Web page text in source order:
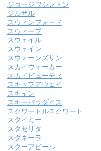
ジョージワシントン
ジルザル
スウィンフォード
スウィープ
スウェイル
スウェイン
スウォーンズサン
スカイウォーカー
スカイビューティ
スキップアウェイ
スキャン
スキーパラダイス
スクワートルスクワート
スタイミー
スタセリタ
スタネーラ
スターアピール